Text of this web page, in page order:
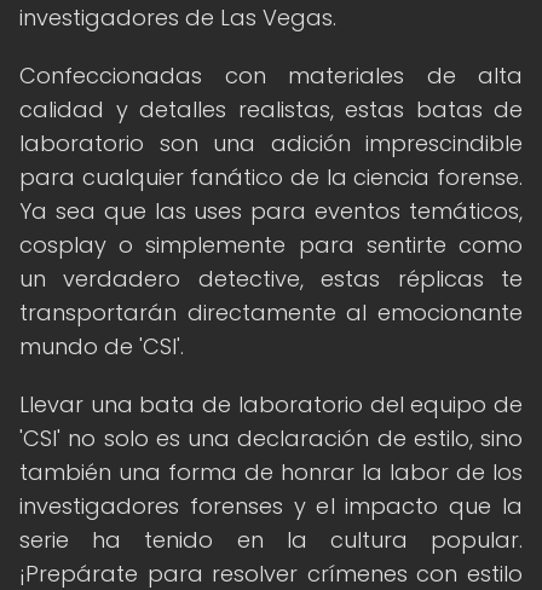
investigadores de Las Vegas.
Confeccionadas con materiales de alta
calidad y detalles realistas, estas batas de
laboratorio son una adición imprescindible
para cualquier fanático de la ciencia forense.
Ya sea que las uses para eventos temáticos,
cosplay o simplemente para sentirte como
un verdadero detective, estas réplicas te
transportarán directamente al emocionante
mundo de 'CSI'.
Llevar una bata de laboratorio del equipo de
'CSI' no solo es una declaración de estilo, sino
también una forma de honrar la labor de los
investigadores forenses y el impacto que la
serie ha tenido en la cultura popular.
¡Prepárate para resolver crímenes con estilo